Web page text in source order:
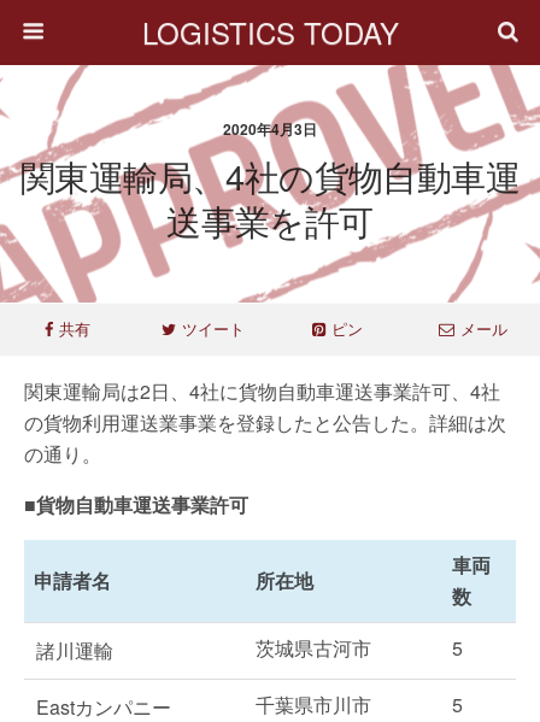
LOGISTICS TODAY
2020年4月3日
関東運輸局、4社の貨物自動車運
送事業を許可
共有 ツイート ピン メール
関東運輸局は2日、4社に貨物自動車運送事業許可、4社
の貨物利用運送業事業を登録したと公告した。詳細は次
の通り。
■貨物自動車運送事業許可
申請者名 所在地
車両
数
諸川運輸
茨城県古河市 5
Eastカンパニー 千葉県市川市 5